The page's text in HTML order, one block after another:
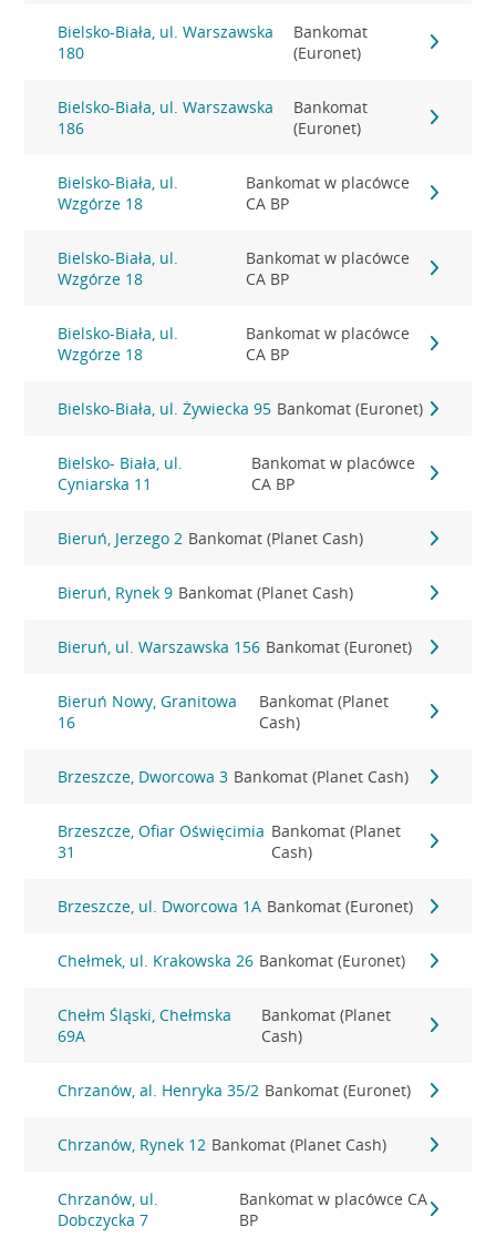
Bielsko-Biała, ul. Warszawska
180
Bankomat
(Euronet)
Bielsko-Biała, ul. Warszawska
186
Bankomat
(Euronet)
Bielsko-Biała, ul.
Wzgórze 18
Bankomat w placówce
CA BP
Bielsko-Biała, ul.
Wzgórze 18
Bankomat w placówce
CA BP
Bielsko-Biała, ul.
Wzgórze 18
Bankomat w placówce
CA BP
Bielsko-Biała, ul. Żywiecka 95 Bankomat (Euronet)
Bielsko- Biała, ul.
Cyniarska 11
Bankomat w placówce
CA BP
Bieruń, Jerzego 2 Bankomat (Planet Cash)
Bieruń, Rynek 9 Bankomat (Planet Cash)
Bieruń, ul. Warszawska 156 Bankomat (Euronet)
Bieruń Nowy, Granitowa
16
Bankomat (Planet
Cash)
Brzeszcze, Dworcowa 3 Bankomat (Planet Cash)
Brzeszcze, Ofiar Oświęcimia
31
Bankomat (Planet
Cash)
Brzeszcze, ul. Dworcowa 1A Bankomat (Euronet)
Chełmek, ul. Krakowska 26 Bankomat (Euronet)
Chełm Śląski, Chełmska
69A
Bankomat (Planet
Cash)
Chrzanów, al. Henryka 35/2 Bankomat (Euronet)
Chrzanów, Rynek 12 Bankomat (Planet Cash)
Chrzanów, ul.
Dobczycka 7
Bankomat w placówce CA
BP